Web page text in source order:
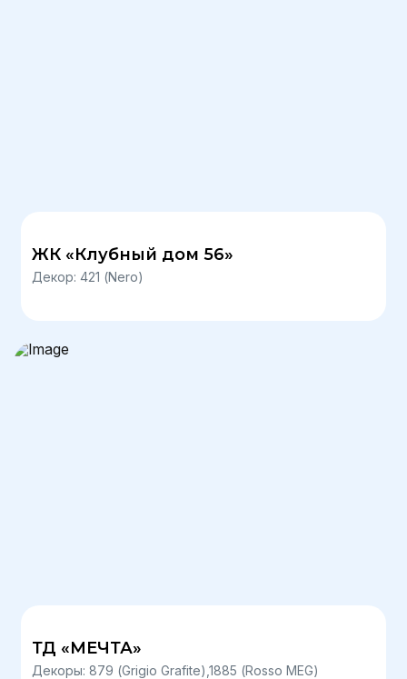
ЖК «Клубный дом 56»
Декор: 421 (Nero)
ТД «МЕЧТА»
Декоры: 879 (Grigio Grafite),1885 (Rosso MEG)